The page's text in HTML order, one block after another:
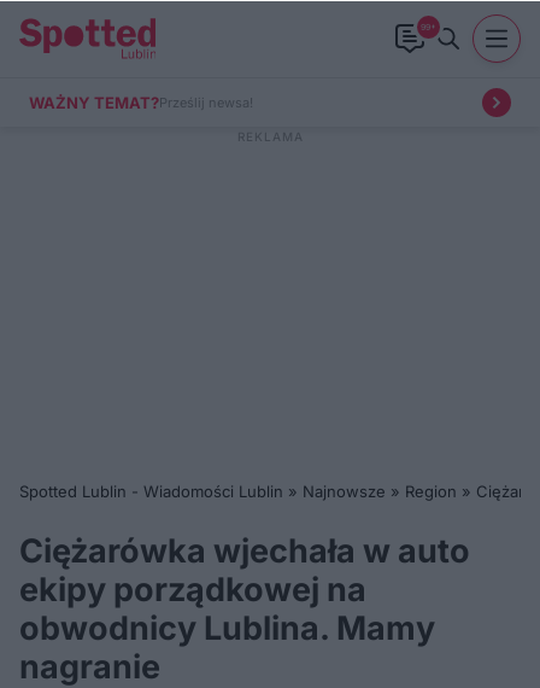
99+
WAŻNY TEMAT?Prześlij newsa!
Spotted Lublin - Wiadomości Lublin » Najnowsze » Region »
Ciężarówka wjechała w auto
ekipy porządkowej na
obwodnicy Lublina. Mamy
nagranie